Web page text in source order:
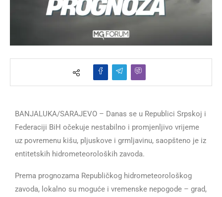
BANJALUKA/SARAJEVO – Danas se u Republici Srpskoj i
Federaciji BiH očekuje nestabilno i promjenljivo vrijeme
uz povremenu kišu, pljuskove i grmljavinu, saopšteno je iz
entitetskih hidrometeoroloških zavoda.
Prema prognozama Republičkog hidrometeorološkog
zavoda, lokalno su moguće i vremenske nepogode – grad,